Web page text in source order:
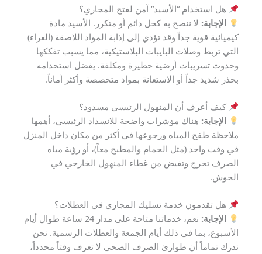
هل استخدام “الأسيد” آمن لفتح المجاري؟
الإجابة: لا ننصح به كحل دائم أو متكرر. الأسيد مادة
كيميائية قوية جداً وقد تؤدي إلى إذابة المواد اللاصقة (الغراء)
التي تربط وصلات البايبات البلاستيكية، مما يسبب تفككها
وحدوث تسريبات أرضية خطيرة ومكلفة. يفضل استخدامه
بحذر شديد جداً أو الاستعانة بمواد متخصصة وأكثر أماناً.
كيف أعرف أن المنهول الرئيسي مسدود؟
الإجابة: هناك مؤشرات واضحة للانسداد الرئيسي، أهمها
ملاحظة طفح المياه ورجوعها في أكثر من مكان داخل المنزل
في وقت واحد (مثل الحمام والمطبخ معاً)، أو رؤية مياه
الصرف تخرج وتفيض من غطاء المنهول الخارجي في
الحوش.
هل تقدمون خدمة تسليك المجاري في العطلات؟
الإجابة:
نعم، خدماتنا متاحة على مدار 24 ساعة طوال أيام
الأسبوع، بما في ذلك أيام الجمعة والعطلات الرسمية. نحن
ندرك تماماً أن طوارئ الصرف الصحي لا تعرف وقتاً محدداً،